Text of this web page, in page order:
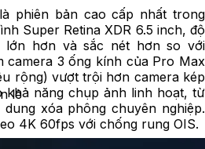
phiên bản cao cấp nhất trong
Super Retina XDR 6.5 inch, độ
lớn hơn và sắc nét hơn so với
camera 3 ống kính của Pro Max
rộng) vượt trội hơn camera kép
khả năng chụp ảnh linh hoạt, từ
xóa phông chuyên nghiệp.
4K 60fps với chống rung OIS.
lẻ